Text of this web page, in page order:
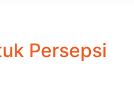
Persepsi